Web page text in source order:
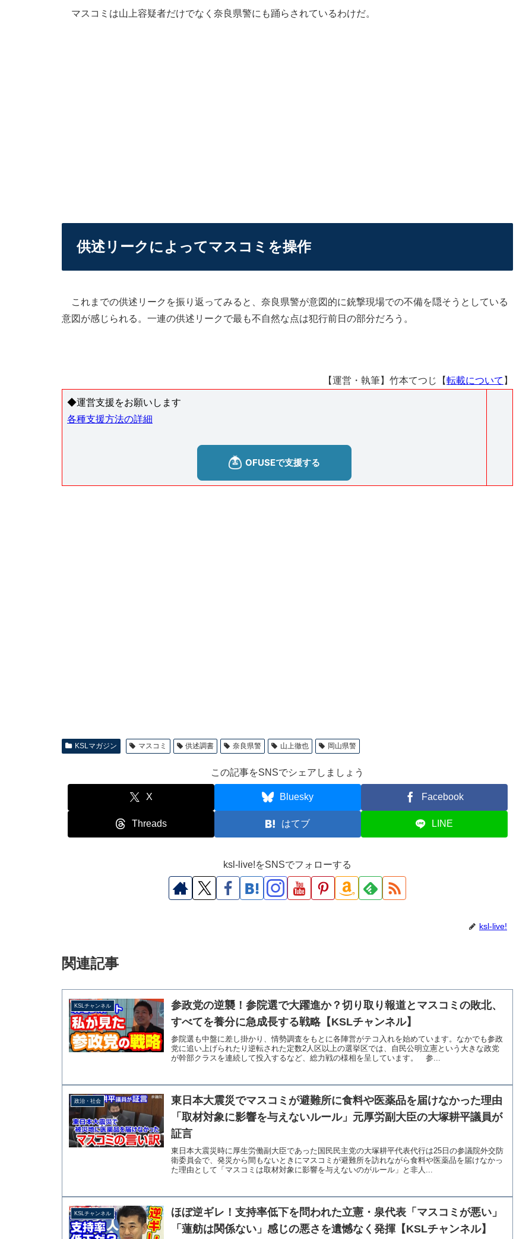
マスコミは山上容疑者だけでなく奈良県警にも踊らされているわけだ。
供述リークによってマスコミを操作
これまでの供述リークを振り返ってみると、奈良県警が意図的に銃撃現場での不備を隠そうとしている
意図が感じられる。一連の供述リークで最も不自然な点は犯行前日の部分だろう。
【運営・執筆】竹本てつじ【転載について 】
◆運営支援をお願いします
各種支援方法の詳細
KSLマガジン マスコミ 供述調書 奈良県警 山上徹也 岡山県警
この記事をSNSでシェアしましょう
X Bluesky Facebook
Threads はてブ LINE
ksl-live!をSNSでフォローする
ksl-live!
関連記事
KSLチャンネル
参政党の逆襲！参院選で大躍進か？切り取り報道とマスコミの敗北、
すべてを養分に急成長する戦略【KSLチャンネル】
参院選も中盤に差し掛かり、情勢調査をもとに各陣営がテコ入れを始めています。なかでも参政
党に追い上げられたり逆転された定数2人区以上の選挙区では、自民公明立憲という大きな政党
が幹部クラスを連続して投入するなど、総力戦の様相を呈しています。 参...
政治・社会
東日本大震災でマスコミが避難所に食料や医薬品を届けなかった理由
「取材対象に影響を与えないルール」元厚労副大臣の大塚耕平議員が
証言
東日本大震災時に厚生労働副大臣であった国民民主党の大塚耕平代表代行は25日の参議院外交防
衛委員会で、発災から間もないときにマスコミが避難所を訪れながら食料や医薬品を届けなかっ
た理由として「マスコミは取材対象に影響を与えないのがルール」と非人...
KSLチャンネル
ほぼ逆ギレ！支持率低下を問われた立憲・泉代表「マスコミが悪い」
「蓮舫は関係ない」感じの悪さを遺憾なく発揮【KSLチャンネル】